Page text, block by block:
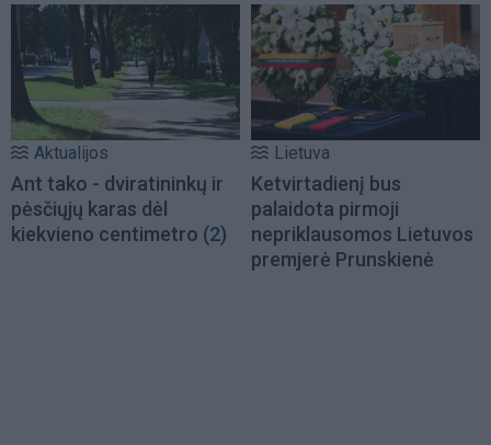
Aktualijos
Ant tako - dviratininkų ir
pėsčiųjų karas dėl
kiekvieno centimetro (2)
Lietuva
Ketvirtadienį bus
palaidota pirmoji
nepriklausomos Lietuvos
premjerė Prunskienė